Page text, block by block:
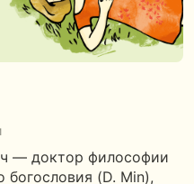
— доктор философии
богословия (D. Min),